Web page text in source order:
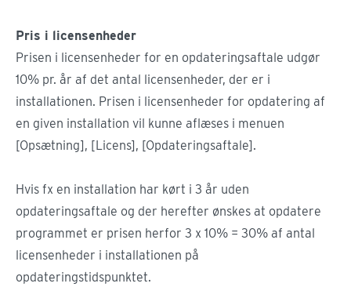
Pris i licensenheder
Prisen i licensenheder for en opdateringsaftale udgør
10% pr. år af det antal licensenheder, der er i
installationen. Prisen i licensenheder for opdatering af
en given installation vil kunne aflæses i menuen
[Opsætning], [Licens], [Opdateringsaftale].
Hvis fx en installation har kørt i 3 år uden
opdateringsaftale og der herefter ønskes at opdatere
programmet er prisen herfor 3 x 10% = 30% af antal
licensenheder i installationen på
opdateringstidspunktet.